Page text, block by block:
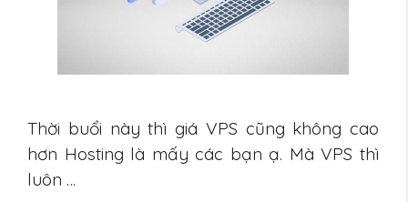
Thời buổi này thì giá VPS cũng không cao
hơn Hosting là mấy các bạn ạ. Mà VPS thì
luôn …